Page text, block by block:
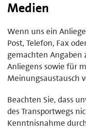
Medien
Wenn uns ein
Post, Telefon, Fax
gemachten Angaben
Anliegens sowie für
Meinungsaustausch
Beachten Sie, dass
des Transportwegs
Kenntnisnahme